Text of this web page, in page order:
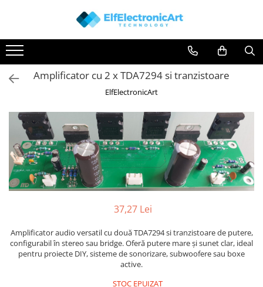
Instrumente de masura si control
Clesti Ampermetrici
Multimetre Digitale
Surse de alimentare
Termometre
Testere
Osciloscoape
Accesorii
Osciloscoape AXIOMET
Osciloscoape B&K PRECISION
Osciloscoape FLUKE
Osciloscoape GW INSTEK
Osciloscoape HANTEK
Osciloscoape KEYSIGHT
Osciloscoape OWON
Osciloscoape TELEDYNE LECROY
Osciloscoape UNI-T
Amplificator cu 2 x TDA7294 si tranzistoare
ElfElectronicArt
37,27 Lei
Amplificator audio versatil cu două TDA7294 si tranzistoare de putere,
configurabil în stereo sau bridge. Oferă putere mare și sunet clar, ideal
pentru proiecte DIY, sisteme de sonorizare, subwoofere sau boxe
active.
STOC EPUIZAT